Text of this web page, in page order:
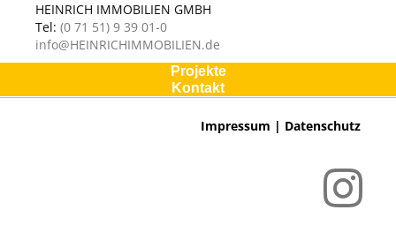
HEINRICH IMMOBILIEN GMBH
Tel: (0 71 51) 9 39 01-0
info@HEINRICHIMMOBILIEN.de
Projekte
Kontakt
Impressum | Datenschutz